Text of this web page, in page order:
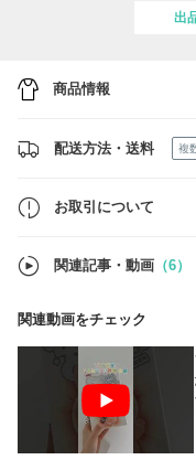
★記載の無いサイズ・出品
お気軽にお問い合わせくだ
出
商品情報
配送方法・送料 複
お取引について
関連記事・動画 （6）
関連動画をチェック